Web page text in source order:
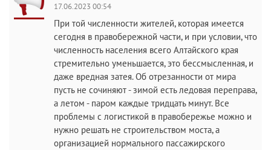
17.06.2023 00:54
При той численности жителей, которая имеется
сегодня в правобережной части, и при условии, что
численность населения всего Алтайского края
стремительно уменьшается, это бессмысленная, и
даже вредная затея. Об отрезанности от мира
пусть не сочиняют - зимой есть ледовая переправа,
а летом - паром каждые тридцать минут. Все
проблемы с логистикой в правобережье можно и
нужно решать не строительством моста, а
организацией нормального пассажирского